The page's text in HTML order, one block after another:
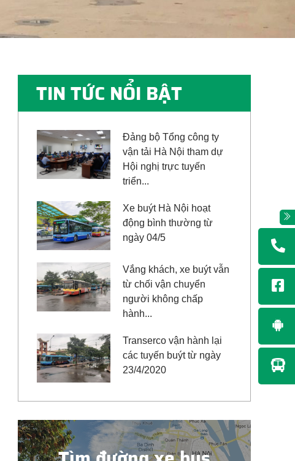
TIN TỨC NỔI BẬT
Đảng bộ Tổng công ty
vận tải Hà Nội tham dự
Hội nghị trực tuyến
triển...
Xe buýt Hà Nội hoạt
động bình thường từ
ngày 04/5
Vắng khách, xe buýt vẫn
từ chối vận chuyển
người không chấp
hành...
Transerco vận hành lại
các tuyến buýt từ ngày
23/4/2020